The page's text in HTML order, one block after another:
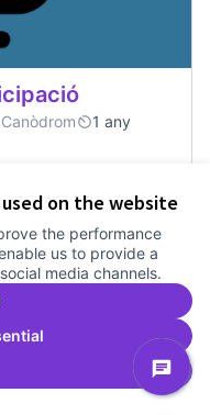
on the website
the performance
us to provide a
media channels.
1 any
de la participació